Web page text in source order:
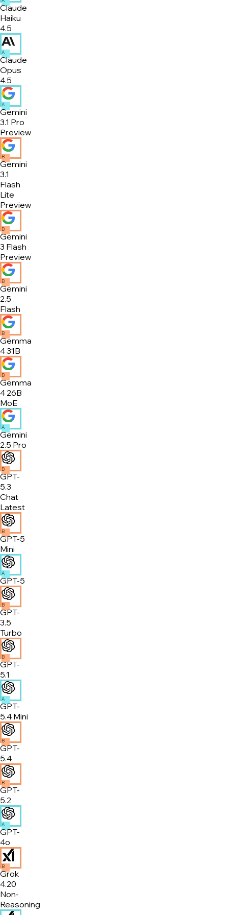
Claude
Haiku
4.5
A
Claude
Opus
4.5
A
Gemini
3.1 Pro
Preview
B
Gemini
3.1
Flash
Lite
Preview
B
Gemini
3 Flash
Preview
B
Gemini
2.5
Flash
B
Gemma
4 31B
B
Gemma
4 26B
MoE
A
Gemini
2.5 Pro
B
GPT-
5.3
Chat
Latest
B
GPT-5
Mini
A
GPT-5
B
GPT-
3.5
Turbo
B
GPT-
5.1
A
GPT-
5.4 Mini
B
GPT-
5.4
B
GPT-
5.2
A
GPT-
4o
B
Grok
4.20
Non-
Reasoning